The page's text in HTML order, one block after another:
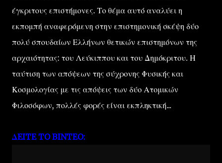
έγκριτους επιστήμονες. Το θέμα αυτό αναλύει η
εκπομπή αναφερόμενη στην επιστημονική σκέψη δύο
πολύ σπουδαίων Ελλήνων θετικών επιστημόνων της
αρχαιότητας: του Λεύκιππου και του Δημόκριτου. Η
ταύτιση των απόψεων της σύχρονης Φυσικής και
Κοσμολογίας με τις απόψεις των δύο Ατομικών
Φιλοσόφων, πολλές φορές είναι εκπληκτική...
ΔEITE TO BINTEO: